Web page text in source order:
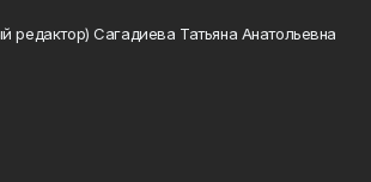
редактор) Сагадиева Татьяна Анатольевна